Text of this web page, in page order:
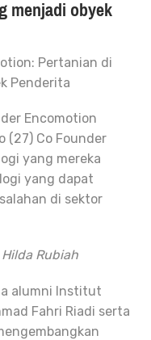
menjadi obyek
Encomotion
(27) Co Founder
yang mereka
yang dapat
di sektor
Rubiah
alumni Institut
Fahri Riadi serta